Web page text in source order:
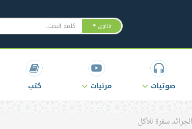
فتاوى
صوتيات مرئيات كتب
سفرة للأكل